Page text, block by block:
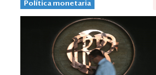
Política monetaria